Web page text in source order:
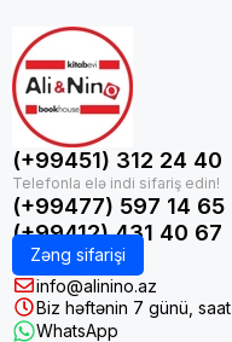
(+99451) 312 24 40
(+99477) 597 14 65
(+99412) 431 40 67
Zəng sifarişi
info@alinino.az
Biz həftənin 7 günü,
WhatsApp